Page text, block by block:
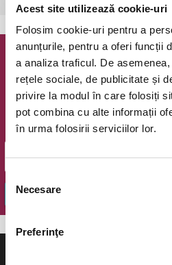
Acest site utilizează cookie-uri
Folosim cookie-uri pentru a
anunțurile, pentru a oferi funcții
a analiza traficul. De
rețele sociale, de publicitate și
privire la modul în care folosiți
pot combina cu alte informații
în urma folosirii serviciilor lor.
Selecția
consimțământului
Necesare
Preferinţe
Newsletter
Oferte exclusive si o editie
Email
OK